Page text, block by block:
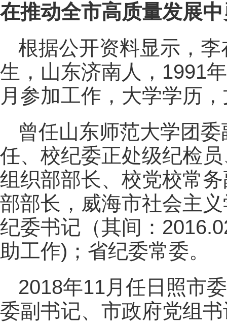
在推动全市高质量发展
根据公开资料显示，
生，山东济南人，1991
月参加工作，大学学历
曾任山东师范大学团
任、校纪委正处级纪检
组织部部长、校党校常
部部长，威海市社会主
纪委书记（其间：
助工作)；省纪委常委。
2018年11月任日照市
委副书记、市政府党组